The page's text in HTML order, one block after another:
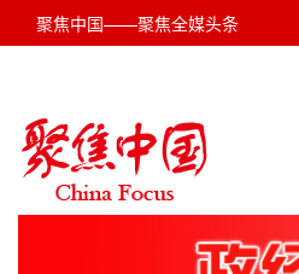
聚焦中国——聚焦全媒头条